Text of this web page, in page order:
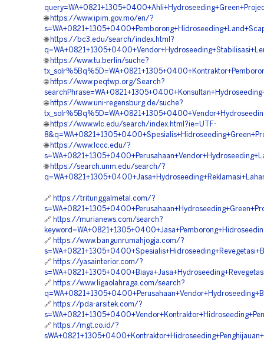
🌐 https://www.ipim.gov.mo/en/?
🌐 https://bc3.edu/search/index.html?
🌐 https://www.tu.berlin/suche?
🌐 https://www.peqtwp.org/Search?
🌐 https://www.uni-regensburg.de/suche?
🌐 https://www.wlc.edu/search/index.html?ie=UTF-
🌐 https://www.lccc.edu/?
🌐 https://search.unm.edu/search/?
🔗 https://tritunggalmetal.com/?
🔗 https://murianews.com/search?
🔗 https://www.bangunrumahjogja.com/?
🔗 https://yasainterior.com/?
🔗 https://www.ligaolahraga.com/search?
🔗 https://pda-arsitek.com/?
🔗 https://mgt.co.id/?